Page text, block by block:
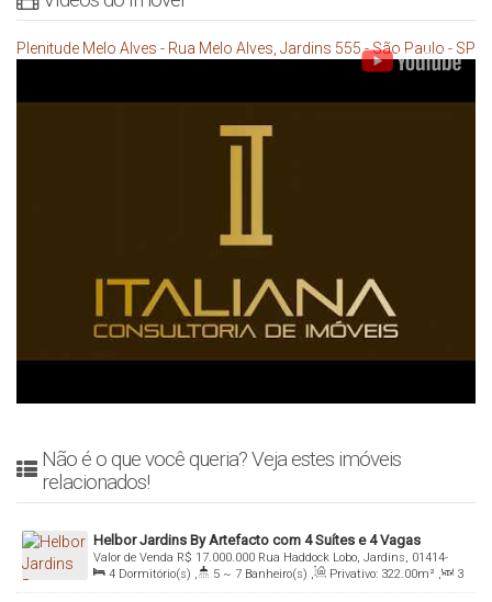
Plenitude Melo Alves - Rua Melo Alves, Jardins 555 - São Paulo - SP
Não é o que você queria? Veja estes imóveis
relacionados!
Helbor Jardins By Artefacto com 4 Suítes e 4 Vagas
R$ 17.000.000
Valor de Venda
Rua Haddock Lobo, Jardins, 01414-
002, Jardins, São Paulo, São Paulo, Brasil
4 Dormitório(s) , 5 ~ 7 Banheiro(s) , Privativo: 322.00m² ,
3
Sala(s) , 4 Suíte(s) , Total: 322.00m² , 4 Vaga(s) ,
Útil: